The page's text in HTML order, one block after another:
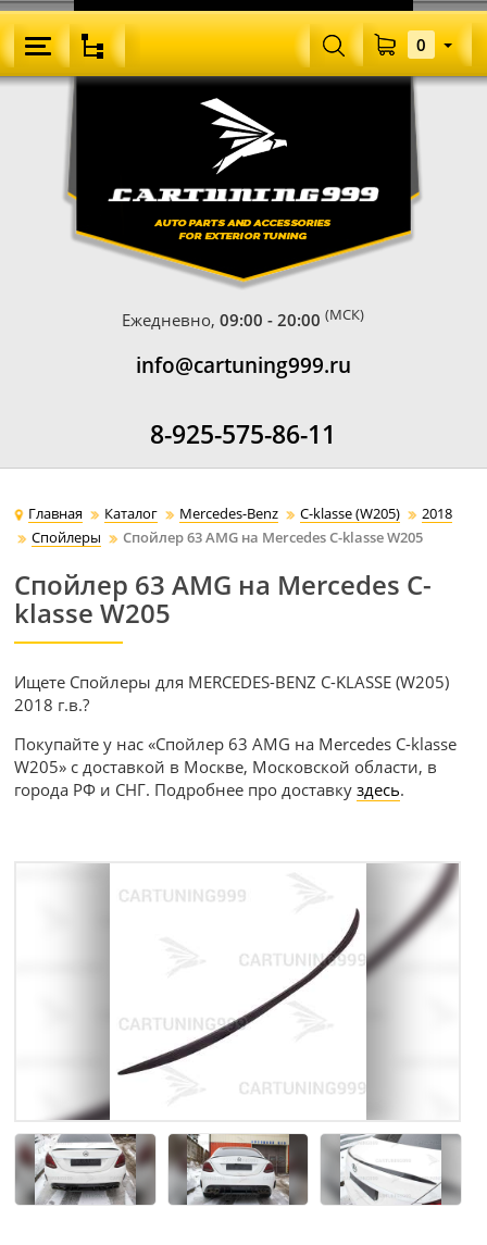
Ежедневно,09:00 - 20:00 (МСК)
info@cartuning999.ru
8-925-575-86-11
0
Главная Каталог Mercedes-Benz C-klasse (W205)
2018
Спойлеры
Спойлер 63 AMG на Mercedes C-klasse W205
Спойлер 63 AMG на Mercedes C-
klasse W205
Ищете Спойлеры для MERCEDES-BENZ C-KLASSE (W205)
2018 г.в.?
Покупайте у нас «Спойлер 63 AMG на Mercedes C-klasse
W205» с доставкой в Москве, Московской области, в
города РФ и СНГ. Подробнее про доставкуздесь.